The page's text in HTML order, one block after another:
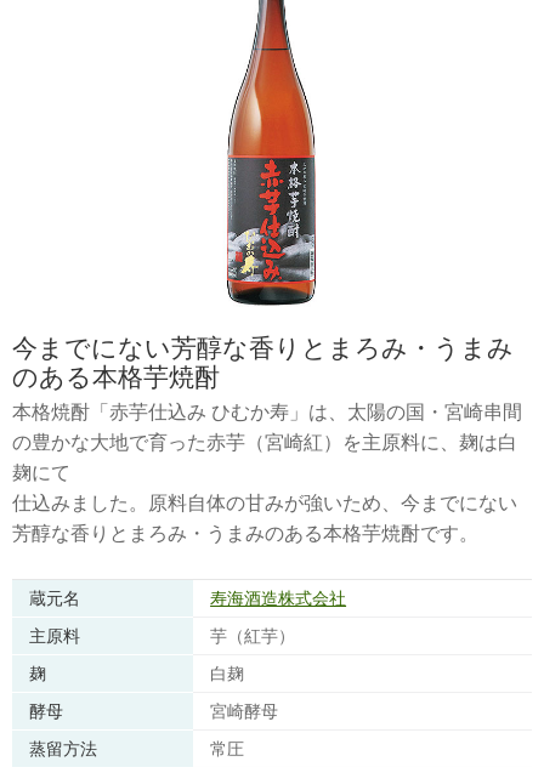
今までにない芳醇な香りとまろみ・うまみ
のある本格芋焼酎
本格焼酎「赤芋仕込み ひむか寿」は、太陽の国・宮崎串間
の豊かな大地で育った赤芋（宮崎紅）を主原料に、麹は白
麹にて
仕込みました。原料自体の甘みが強いため、今までにない
芳醇な香りとまろみ・うまみのある本格芋焼酎です。
蔵元名
寿海酒造株式会社
主原料
芋（紅芋）
麹
白麹
酵母
宮崎酵母
蒸留方法
常圧